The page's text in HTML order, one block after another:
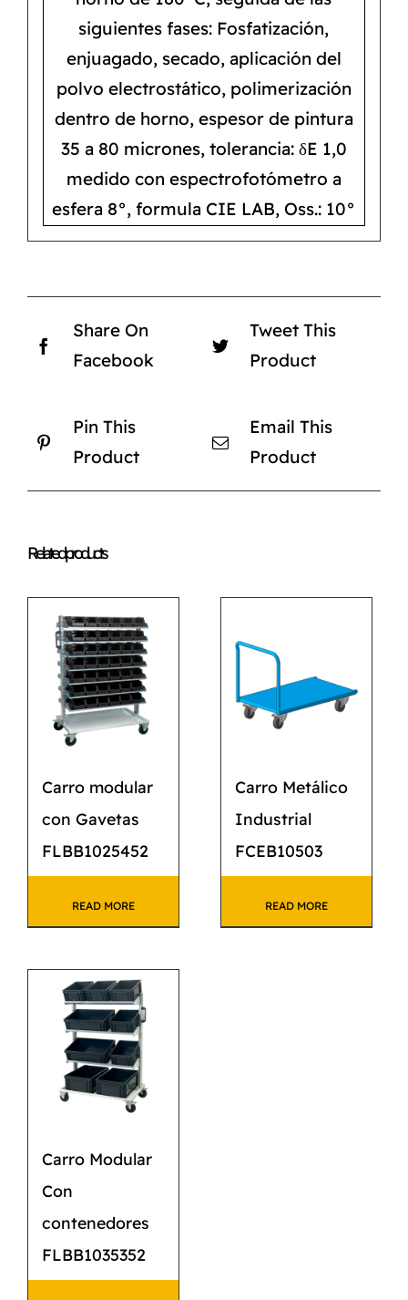
siguientes fases: Fosfatización,
enjuagado, secado, aplicación del
polvo electrostático, polimerización
dentro de horno, espesor de pintura
35 a 80 micrones, tolerancia: δE 1,0
medido con espectrofotómetro a
esfera 8°, formula CIE LAB, Oss.: 10°
Share On
Facebook
Tweet This
Product
Pin This
Product
Email This
Product
Related products
Carro modular
con Gavetas
FLBB1025452
READ MORE
Carro Metálico
Industrial
FCEB10503
READ MORE
Carro Modular
Con
contenedores
FLBB1035352